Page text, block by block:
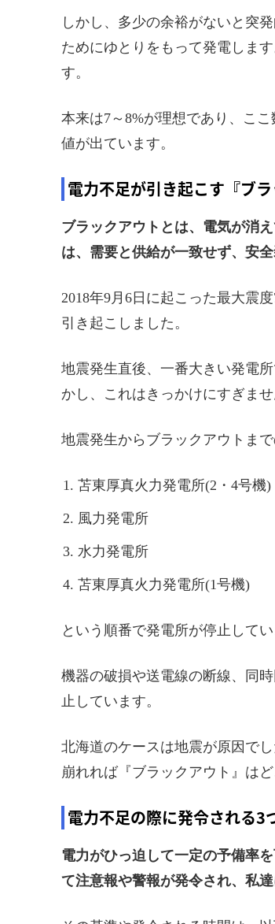
しかし、多少の余裕がないと突
ためにゆとりをもって発電しま
す。
本来は7～8%が理想であり、こ
値が出ています。
電力不足が引き起こす『ブ
ブラックアウトとは、電気が消
は、需要と供給が一致せず、安
2018年9月6日に起こった最大震
引き起こしました。
地震発生直後、一番大きい発電
かし、これはきっかけにすぎませ
地震発生からブラックアウトまで
苫東厚真火力発電所(2・4号機)
風力発電所
水力発電所
苫東厚真火力発電所(1号機)
という順番で発電所が停止して
機器の破損や送電線の断線、同
止しています。
北海道のケースは地震が原因で
崩れれば『ブラックアウト』は
電力不足の際に発令される3
電力がひっ迫して一定の予備率
て注意報や警報が発令され、私達